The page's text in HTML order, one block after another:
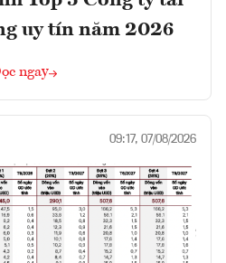
uy tín năm 2026
ngay
09:17, 07/08/2026